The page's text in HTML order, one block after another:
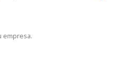
empresa.